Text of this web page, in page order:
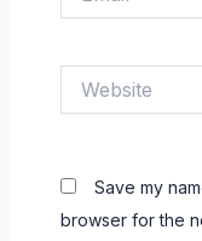
Save my
browser for the